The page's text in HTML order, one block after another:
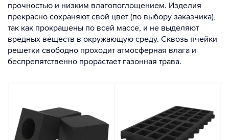
прочностью и низким влагопоглощением. Изделия
прекрасно сохраняют свой цвет (по выбору заказчика),
так как прокрашены по всей массе, и не выделяют
вредных веществ в окружающую среду. Сквозь ячейки
решетки свободно проходит атмосферная влага и
беспрепятственно прорастает газонная трава.